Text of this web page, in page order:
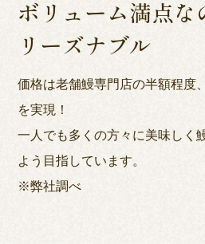
ボリューム満点な
リーズナブル
価格は老舗鰻専門店の半額程度
を実現！
一人でも多くの方々に美味しく
よう目指しています。
※弊社調べ